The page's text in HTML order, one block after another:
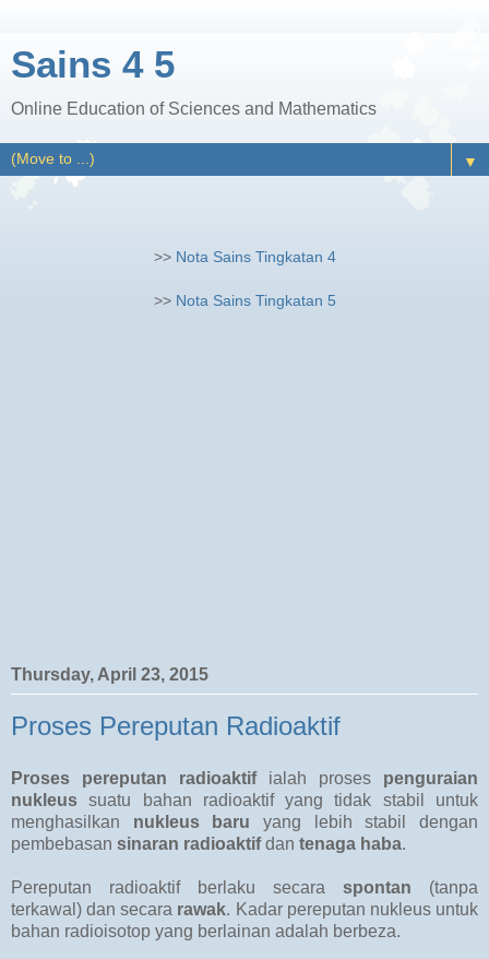
Sains 4 5
Online Education of Sciences and Mathematics
▼
>> Nota Sains Tingkatan 4
>> Nota Sains Tingkatan 5
Thursday, April 23, 2015
Proses Pereputan Radioaktif
Proses pereputan radioaktifialah proses penguraian
nukleus suatu bahan radioaktif yang tidak stabil untuk
menghasilkan nukleus baru yang lebih stabil dengan
pembebasan sinaran radioaktifdan tenaga haba.
Pereputan radioaktif berlaku secara spontan (tanpa
terkawal) dan secara rawak. Kadar pereputan nukleus untuk
bahan radioisotop yang berlainan adalah berbeza.